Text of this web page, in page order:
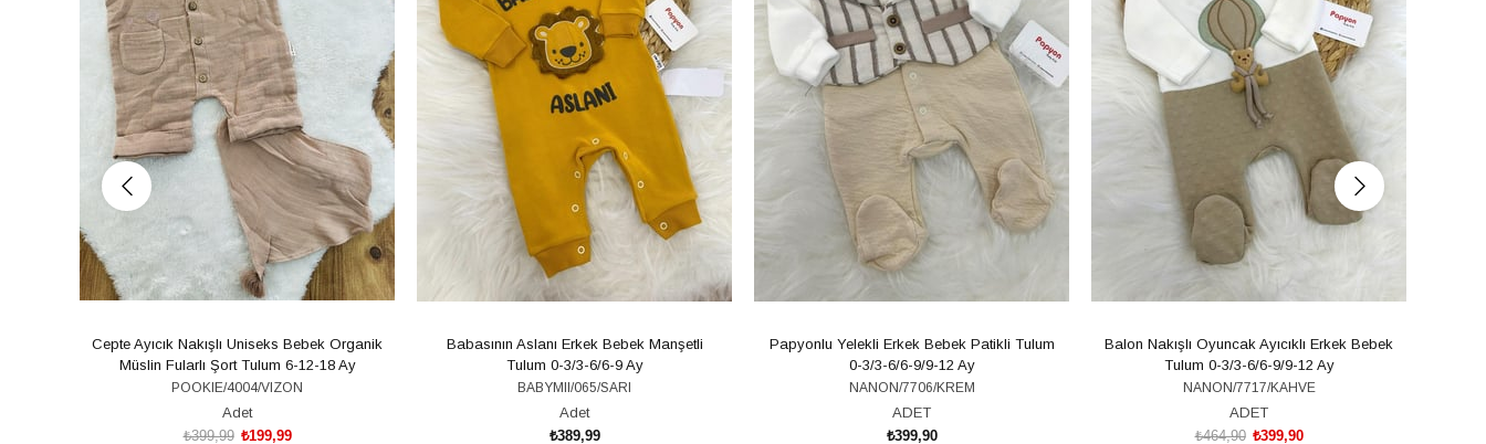
Cepte Ayıcık Nakışlı Uniseks Bebek Organik
Müslin Fularlı Şort Tulum 6-12-18 Ay
POOKIE/4004/VIZON
Adet
₺199,99
₺399,99
Babasının Aslanı Erkek Bebek Manşetli
Tulum 0-3/3-6/6-9 Ay
BABYMII/065/SARI
Adet
₺389,99
Papyonlu Yelekli Erkek Bebek Patikli Tulum
0-3/3-6/6-9/9-12 Ay
NANON/7706/KREM
ADET
₺399,90
Balon Nakışlı Oyuncak Ayıcıklı Erkek Bebek
Tulum 0-3/3-6/6-9/9-12 Ay
NANON/7717/KAHVE
ADET
₺399,90
₺464,90